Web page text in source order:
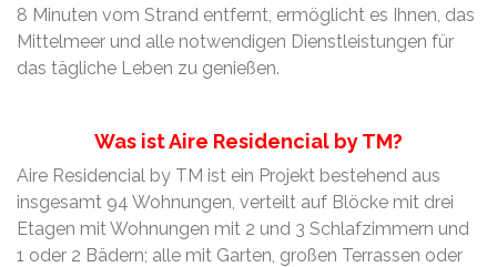
8 Minuten vom Strand entfernt, ermöglicht es Ihnen, das
Mittelmeer und alle notwendigen Dienstleistungen für
das tägliche Leben zu genießen.
Was ist Aire Residencial by TM?
Aire Residencial by TM ist ein Projekt bestehend aus
insgesamt 94 Wohnungen, verteilt auf Blöcke mit drei
Etagen mit Wohnungen mit 2 und 3 Schlafzimmern und
1 oder 2 Bädern; alle mit Garten, großen Terrassen oder